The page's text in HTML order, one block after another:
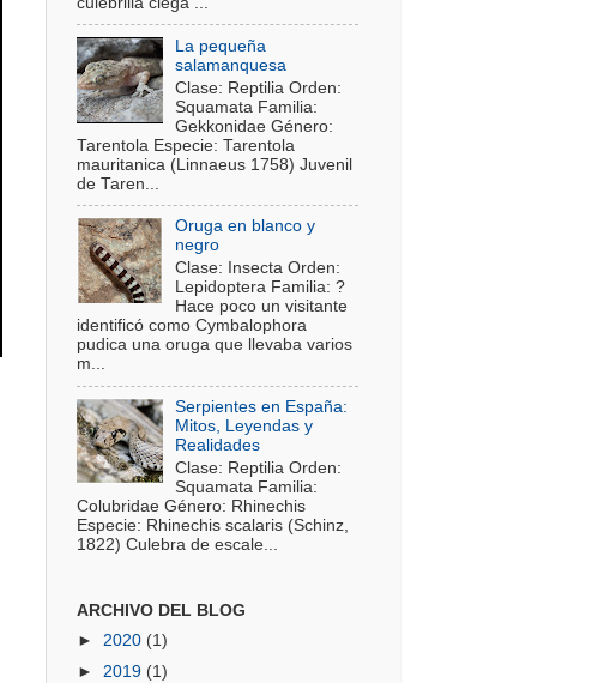
La pequeña
salamanquesa
Clase: Reptilia Orden:
Squamata Familia:
Gekkonidae Género:
Tarentola Especie: Tarentola
mauritanica (Linnaeus 1758) Juvenil
de Taren...
Oruga en blanco y
negro
Clase: Insecta Orden:
Lepidoptera Familia: ?
Hace poco un visitante
identificó como Cymbalophora
pudica una oruga que llevaba varios
m...
Serpientes en España:
Mitos, Leyendas y
Realidades
Clase: Reptilia Orden:
Squamata Familia:
Colubridae Género: Rhinechis
Especie: Rhinechis scalaris (Schinz,
1822) Culebra de escale...
ARCHIVO DEL BLOG
► 2020 (1)
► 2019 (1)